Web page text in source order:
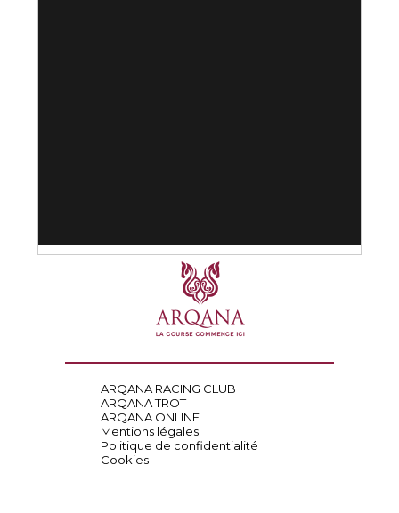
ARQANA RACING CLUB
ARQANA TROT
ARQANA ONLINE
Mentions légales
Politique de confidentialité
Cookies